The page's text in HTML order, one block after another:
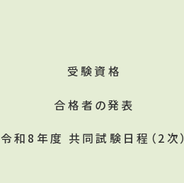
受験資格
合格者の発表
令和8年度 共同試験日程（2次）